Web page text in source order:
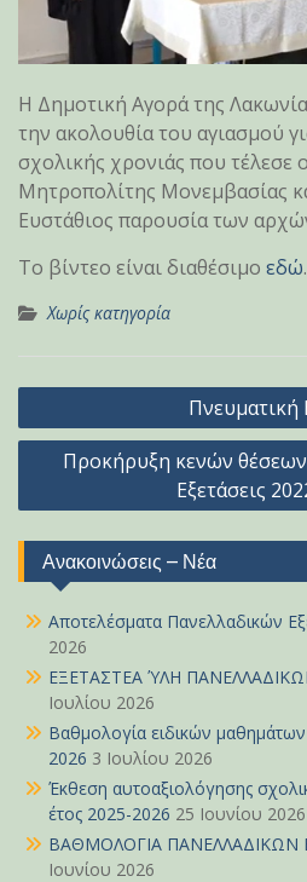
Η Δημοτική Αγορά της
την ακολουθία του αγιασμού
σχολικής χρονιάς που τέλεσε
Μητροπολίτης Μονεμβασίας
Ευστάθιος παρουσία των
Το βίντεο είναι διαθέσιμο εδώ.
Χωρίς κατηγορία
Πλοήγηση
άρθρων
Πνευματική
Προκήρυξη κενών θέσεων
Εξετάσεις
Ανακοινώσεις – Νέα
Αποτελέσματα Πανελλαδικών
2026
ΕΞΕΤΑΣΤΕΑ ΎΛΗ
Ιουλίου 2026
Βαθμολογία ειδικών
2026 3 Ιουλίου 2026
Έκθεση αυτοαξιολόγησης
έτος 2025-2026 25 Ιουνίου 2026
ΒΑΘΜΟΛΟΓΙΑ ΠΑΝΕΛΛΑΔΙΚΩΝ
Ιουνίου 2026